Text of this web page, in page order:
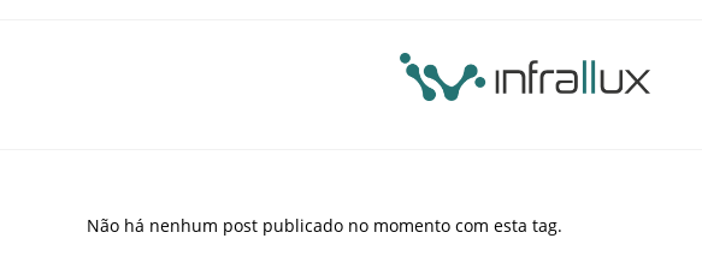
Não há nenhum post publicado no momento com esta tag.